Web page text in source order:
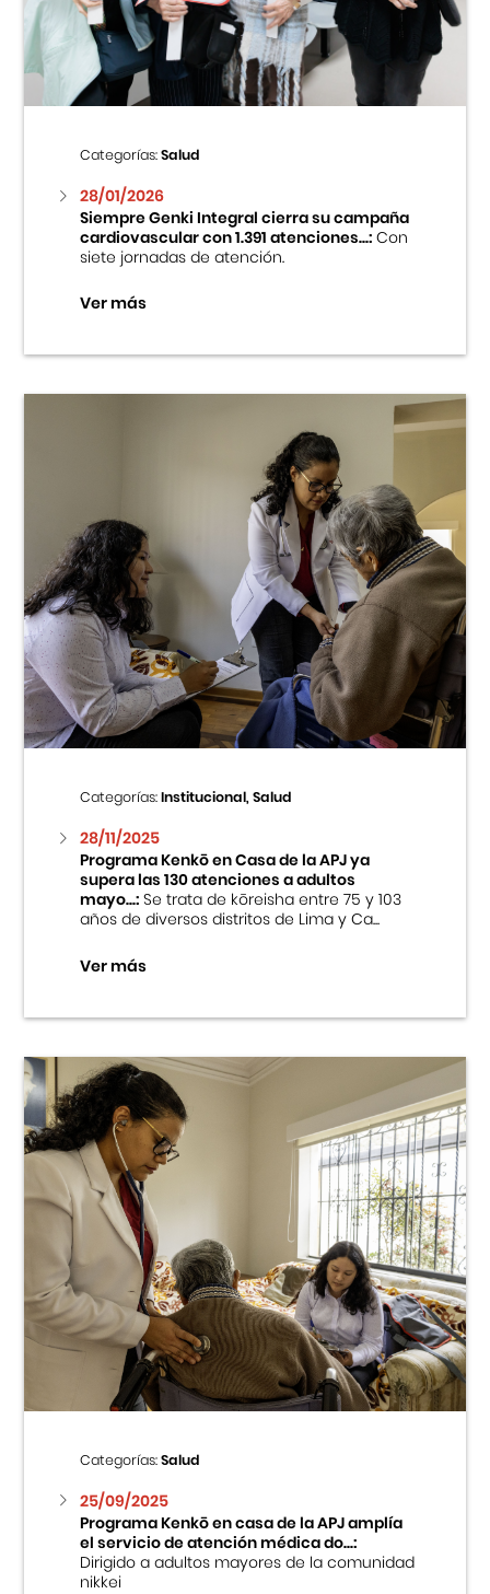
Centro Cultural Peruano Japonés
Cursos
Museo de la Inmigración Japonesa
Fondo Editorial
Teatro Peruano Japonés
Categorías:Salud
28/01/2026
Siempre Genki Integral cierra su campaña
cardiovascular con 1.391 atenciones...:Con
siete jornadas de atención.
Ver más
Categorías:Institucional, Salud
28/11/2025
Programa Kenkō en Casa de la APJ ya
supera las 130 atenciones a adultos
mayo...:Se trata de kōreisha entre 75 y 103
años de diversos distritos de Lima y Ca...
Ver más
Categorías:Salud
25/09/2025
Programa Kenkō en casa de la APJ amplía
el servicio de atención médica do...:
Dirigido a adultos mayores de la comunidad
nikkei